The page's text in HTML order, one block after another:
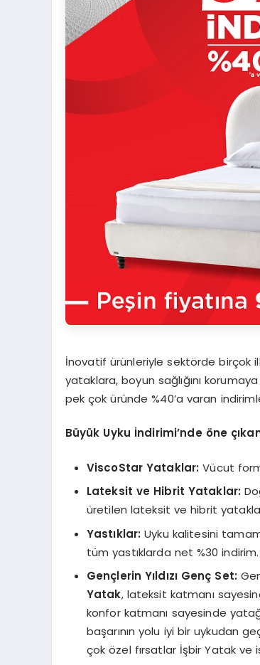
İnovatif ürünleriyle sektörde birçok
yataklara, boyun sağlığını
pek çok üründe %40’a varan
Büyük Uyku İndirimi’nde öne çı
ViscoStar Yataklar: Vücut
Lateksit ve Hibrit Yataklar:
üretilen lateksit ve hibrit
Yastıklar: Uyku kalitesini
tüm yastıklarda net %30 indirim.
Gençlerin Yıldızı Genç Set:
Yatak, lateksit katmanı
konfor katmanı sayesinde
başarının yolu iyi bir uykudan
çok özel fırsatlar İşbir Yatak ve